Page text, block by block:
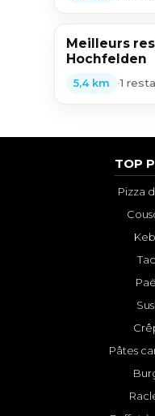
Meilleurs
Hochfelden
5,4 km •1
TOP
Pizza
Pâtes